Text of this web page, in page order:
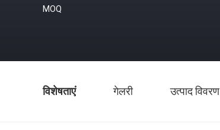
MOQ
विशेषताएं गेलरी उत्पाद विवरण